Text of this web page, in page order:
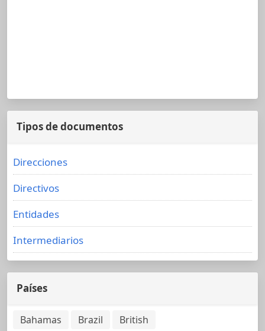
Tipos de documentos
Direcciones
Directivos
Entidades
Intermediarios
Países
Bahamas Brazil
British